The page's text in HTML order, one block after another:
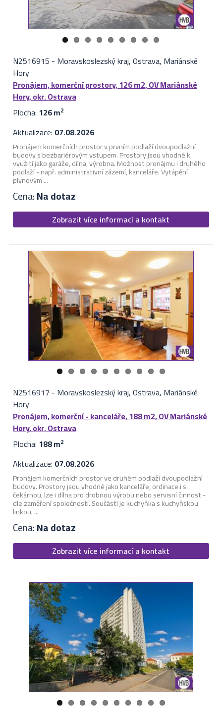
N2516915 - Moravskoslezský kraj, Ostrava, Mariánské
Hory
Pronájem, komerční prostory, 126 m2, OV Mariánské
Hory, okr. Ostrava
Plocha: 126 m2
Aktualizace: 07.08.2026
Pronájem komerčních prostor v prvním podlaží dvoupodlažní
budovy s bezbariérovým vstupem. Prostory jsou vhodné k
využití jako garáže, dílna, výrobna. Možnost pronájmu i druhého
podlaží - např. administrativní zázemí, kanceláře. Vytápění
plynovým ...
Cena:Na dotaz
Zobrazit více informací a kontakt
N2516917 - Moravskoslezský kraj, Ostrava, Mariánské
Hory
Pronájem, komerční - kanceláře, 188 m2, OV Mariánské
Hory, okr. Ostrava
Plocha: 188 m2
Aktualizace: 07.08.2026
Pronájem komerčních prostor ve druhém podlaží dvoupodlažní
budovy. Prostory jsou vhodné jako kanceláře, ordinace i s
čekárnou, lze i dílna pro drobnou výrobu nebo servisní činnost -
dle zaměření společnosti. Součástí je kuchyňka s kuchyňskou
linkou, ...
Cena:Na dotaz
Zobrazit více informací a kontakt